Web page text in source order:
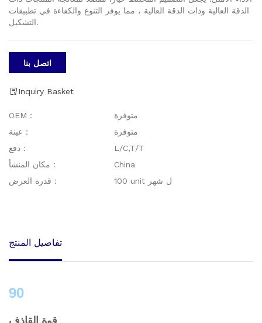
الدقة العالية وذات الدقة العالية ، مما يوفر التنوع والكفاءة في تطبيقات
التشكيل.
اتصل بنا
Inquiry Basket
OEM：
متوفرة
عينة：
متوفرة
دفع：
L/C,T/T
مكان المنشأ：
China
قدرة العرض：
100 unit ل شهر
تفاصيل المنتج